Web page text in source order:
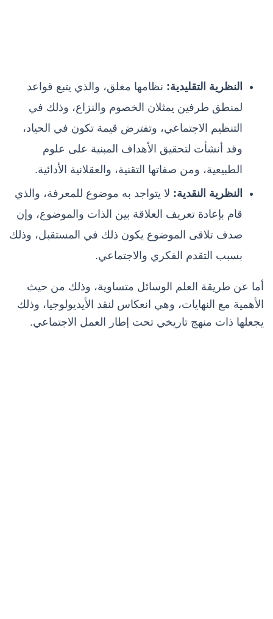
النظرية التقليدية: نظامها مغلق، والذي يتبع قواعد
لمنطق طرفين يمثلان الخصوم والنزاع، وذلك في
التنظيم الاجتماعي، وتفترض قيمة تكون في الحياد،
وقد أنشأت لتحقيق الأهداف المبنية على علوم
الطبيعية، ومن صفاتها التقنية، والعقلانية الأدائية.
النظرية النقدية: لا يتواجد به موضوع للمعرفة، والذي
قام بإعادة تعريف العلاقة بين الذات والموضوع، وإن
صدف تلاقى الموضوع يكون ذلك في المستقبل، وذلك
بسبب التقدم الفكري والاجتماعي.
أما عن طريقة العلم الوسائل متساوية، وذلك من حيث
الأهمية مع النهايات، وهي انعكاس لنقد الأيديولوجيا، وذلك
يجعلها ذات منهج تاريخي تحت إطار العمل الاجتماعي.